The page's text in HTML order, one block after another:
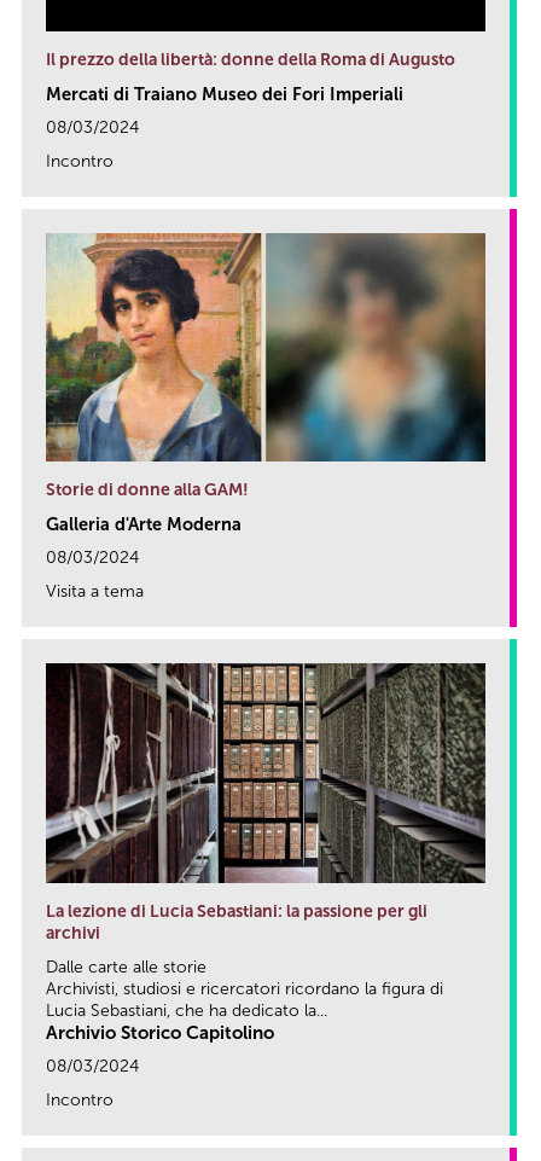
Il prezzo della libertà: donne della Roma di Augusto
Mercati di Traiano Museo dei Fori Imperiali
08/03/2024
Incontro
Storie di donne alla GAM!
Galleria d'Arte Moderna
08/03/2024
Visita a tema
La lezione di Lucia Sebastiani: la passione per gli
archivi
Dalle carte alle storie
Archivisti, studiosi e ricercatori ricordano la figura di
Lucia Sebastiani, che ha dedicato la...
Archivio Storico Capitolino
08/03/2024
Incontro